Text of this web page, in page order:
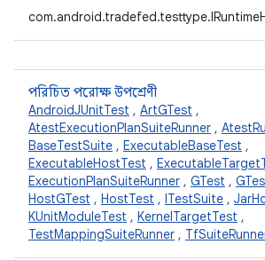
পরিচিত পরোক্ষ উপশ্রেণী
AndroidJUnitTest , ArtGTest ,
AtestExecutionPlanSuiteRunner ,
BaseTestSuite , ExecutableBaseTest ,
ExecutableHostTest ,
ExecutionPlanSuiteRunner , GTest ,
HostGTest , HostTest , ITestSuite ,
KUnitModuleTest , KernelTargetTest ,
TestMappingSuiteRunner ,